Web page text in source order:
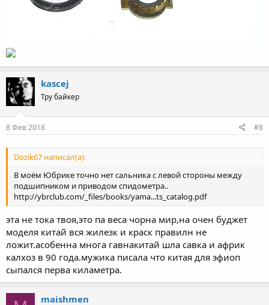
kascej
Тру байкер
8 Фев 2018 #8
Dozik67 написал(а):
В моём Юбрике точно нет сальника с левой стороны между
подшипником и приводом спидометра..
http://ybrclub.com/_files/books/yama...ts_catalog.pdf
эта не тока твоя,это па веса чорна мир,на очен буджет
моделя китай вся жилезк и краск правилн не
ложит.асобенна многа гавнакитай шла савка и африк
калхоз в 90 года.мужика писала что китая для эфиоп
сыпался перва киламетра.
maishmen